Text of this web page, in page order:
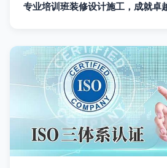
专业培训班装修设计施工，成就卓